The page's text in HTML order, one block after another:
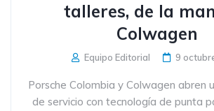
talleres, de la
Colwagen
Equipo Editorial 9
Porsche Colombia y Colwagen abren
de servicio con tecnología de punta